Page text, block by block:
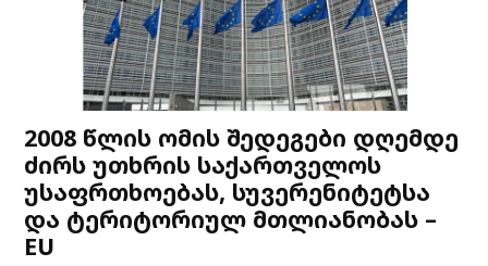
2008 წლის ომის შედეგები დღემდე
ძირს უთხრის საქართველოს
უსაფრთხოებას, სუვერენიტეტსა
და ტერიტორიულ მთლიანობას –
EU